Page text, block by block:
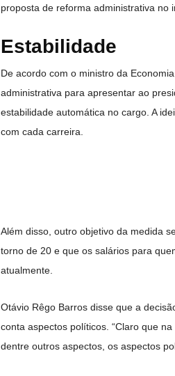
proposta de reforma administrativa no
Estabilidade
De acordo com o ministro da
administrativa para apresentar ao
estabilidade automática no cargo. A
com cada carreira.
Além disso, outro objetivo da medida
torno de 20 e que os salários para
atualmente.
Otávio Rêgo Barros disse que a
conta aspectos políticos. “Claro que
dentre outros aspectos, os aspectos